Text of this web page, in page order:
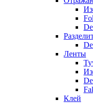
Ленты
Клей